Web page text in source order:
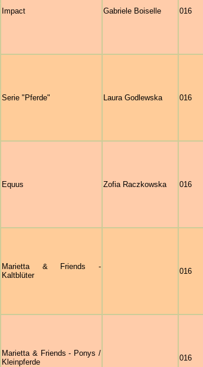
Impact Gabriele Boiselle 016
Serie "Pferde" Laura Godlewska 016
Equus Zofia Raczkowska 016
Marietta & Friends -
Kaltblüter
016
Marietta & Friends - Ponys /
Kleinpferde
016